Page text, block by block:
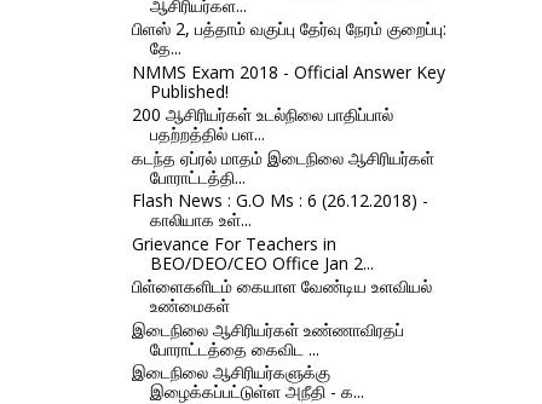
ஆசிரியர்கள...
பிளஸ் 2, பத்தாம் வகுப்பு தேர்வு நேரம் குறைப்பு:
தே...
NMMS Exam 2018 - Official Answer Key
Published!
200 ஆசிரியர்கள் உடல்நிலை பாதிப்பால்
பதற்றத்தில் பள...
கடந்த ஏப்ரல் மாதம் இடைநிலை ஆசிரியர்கள்
போராட்டத்தி...
Flash News : G.O Ms : 6 (26.12.2018) -
காலியாக உள்...
Grievance For Teachers in
BEO/DEO/CEO Office Jan 2...
பிள்ளைகளிடம் கையாள வேண்டிய உளவியல்
உண்மைகள்
இடைநிலை ஆசிரியர்கள் உண்ணாவிரதப்
போராட்டத்தை கைவிட ...
இடைநிலை ஆசிரியர்களுக்கு
இழைக்கப்பட்டுள்ள அநீதி - க...